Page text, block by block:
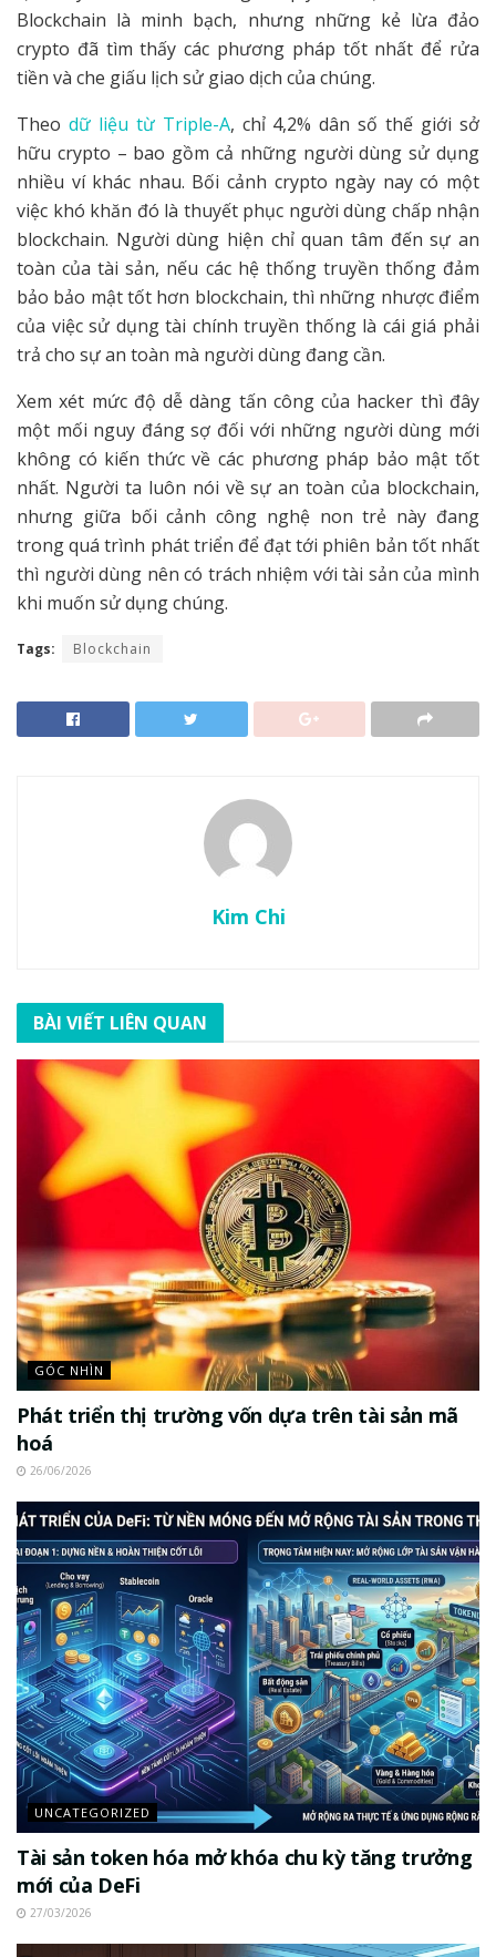
Blockchain là minh bạch, nhưng những kẻ lừa đảo
crypto đã tìm thấy các phương pháp tốt nhất để rửa
tiền và che giấu lịch sử giao dịch của chúng.
Theo dữ liệu từ Triple-A, chỉ 4,2% dân số thế giới sở
hữu crypto – bao gồm cả những người dùng sử dụng
nhiều ví khác nhau. Bối cảnh crypto ngày nay có một
việc khó khăn đó là thuyết phục người dùng chấp nhận
blockchain. Người dùng hiện chỉ quan tâm đến sự an
toàn của tài sản, nếu các hệ thống truyền thống đảm
bảo bảo mật tốt hơn blockchain, thì những nhược điểm
của việc sử dụng tài chính truyền thống là cái giá phải
trả cho sự an toàn mà người dùng đang cần.
Xem xét mức độ dễ dàng tấn công của hacker thì đây
một mối nguy đáng sợ đối với những người dùng mới
không có kiến thức về các phương pháp bảo mật tốt
nhất. Người ta luôn nói về sự an toàn của blockchain,
nhưng giữa bối cảnh công nghệ non trẻ này đang
trong quá trình phát triển để đạt tới phiên bản tốt nhất
thì người dùng nên có trách nhiệm với tài sản của mình
khi muốn sử dụng chúng.
Tags: Blockchain
Kim Chi
BÀI VIẾT LIÊN QUAN
GÓC NHÌN
Phát triển thị trường vốn dựa trên tài sản mã
hoá
26/06/2026
UNCATEGORIZED
Tài sản token hóa mở khóa chu kỳ tăng trưởng
mới của DeFi
27/03/2026